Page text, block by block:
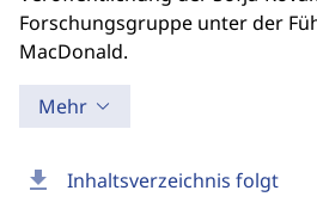
download Inhaltsverzeichnis folgt
Forschungsgruppe unter der
MacDonald.
Mehr